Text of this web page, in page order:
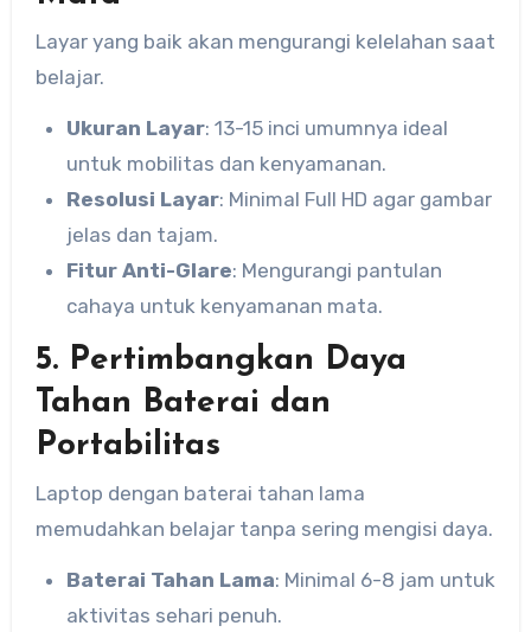
Layar yang baik akan mengurangi kelelahan saat
belajar.
Ukuran Layar: 13-15 inci umumnya ideal
untuk mobilitas dan kenyamanan.
Resolusi Layar: Minimal Full HD agar gambar
jelas dan tajam.
Fitur Anti-Glare: Mengurangi pantulan
cahaya untuk kenyamanan mata.
5. Pertimbangkan Daya
Tahan Baterai dan
Portabilitas
Laptop dengan baterai tahan lama
memudahkan belajar tanpa sering mengisi daya.
Baterai Tahan Lama: Minimal 6-8 jam untuk
aktivitas sehari penuh.